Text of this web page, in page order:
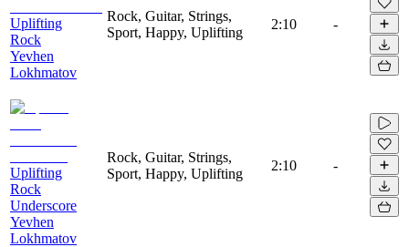
Uplifting
Rock
Yevhen
Lokhmatov
Rock, Guitar, Strings,
Sport, Happy, Uplifting
2:10 -
Uplifting
Rock
Underscore
Yevhen
Lokhmatov
Rock, Guitar, Strings,
Sport, Happy, Uplifting
2:10 -